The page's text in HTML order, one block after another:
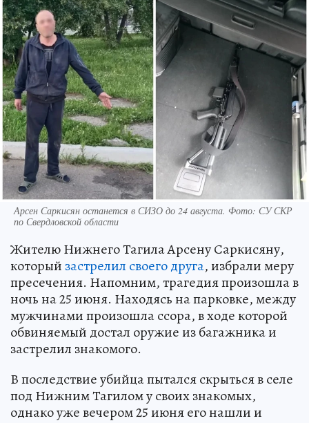
Арсен Саркисян останется в СИЗО до 24 августа. Фото: СУ СКР
по Свердловской области
Жителю Нижнего Тагила Арсену Саркисяну,
который застрелил своего друга, избрали меру
пресечения. Напомним, трагедия произошла в
ночь на 25 июня. Находясь на парковке, между
мужчинами произошла ссора, в ходе которой
обвиняемый достал оружие из багажника и
застрелил знакомого.
В последствие убийца пытался скрыться в селе
под Нижним Тагилом у своих знакомых,
однако уже вечером 25 июня его нашли и